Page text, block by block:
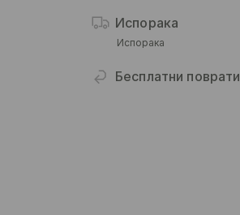
Испорака
Испорака
Бесплатни поврати